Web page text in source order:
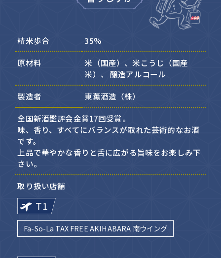
精米歩合 35%
原材料
米（国産）、米こうじ（国産
米）、 醸造アルコール
製造者 東薫酒造（株）
全国新酒鑑評会金賞17回受賞。
味、香り、すべてにバランスが取れた芸術的なお酒
です。
上品で華やかな香りと舌に広がる旨味をお楽しみ下
さい。
取り扱い店舗
Fa-So-La TAX FREE AKIHABARA 南ウイング